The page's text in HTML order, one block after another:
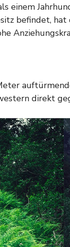
einem
befindet,
direkt